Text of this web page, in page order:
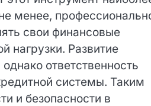
сектор
мгновенно,
инструмент
менее,
свои финансовые
Развитие